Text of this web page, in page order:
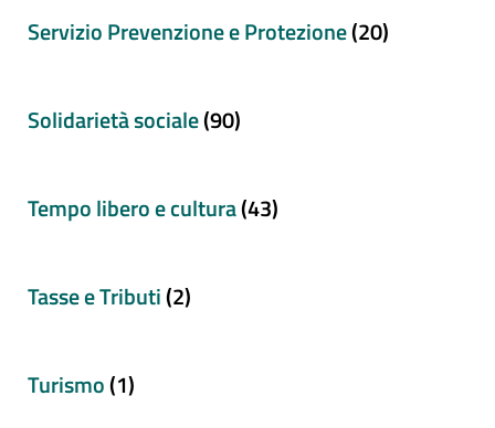
Servizio Prevenzione e Protezione(20)
Solidarietà sociale(90)
Tempo libero e cultura(43)
Tasse e Tributi(2)
Turismo(1)